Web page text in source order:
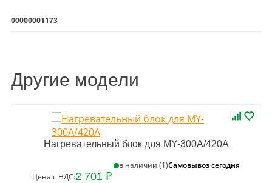
00000001173
Другие модели
Нагревательный блок для MY-300A/420A
в наличии (1)Самовывоз сегодня
Цена с НДС:2 701 ₽